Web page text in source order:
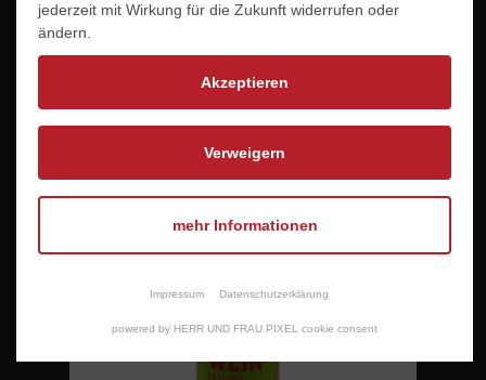
FREUDE AM WEIN - FREUDE AM LEBEN WEISS
jederzeit mit Wirkung für die Zukunft widerrufen oder
ändern.
Akzeptieren
Verweigern
mehr Informationen
Impressum Datenschutzerklärung
powered by HERR UND FRAU PIXEL cookie consent